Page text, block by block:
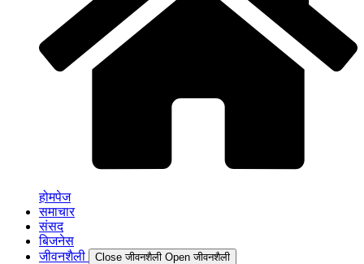
होमपेज
समाचार
संसद
बिजनेस
जीवनशैली
Close जीवनशैली Open जीवनशैली